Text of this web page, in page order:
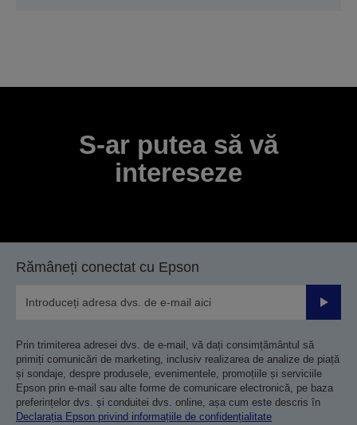
S-ar putea să vă
intereseze
Rămâneți conectat cu Epson
Prin trimiterea adresei dvs. de e-mail, vă dați consimțământul să
primiți comunicări de marketing, inclusiv realizarea de analize de piață
și sondaje, despre produsele, evenimentele, promoțiile și serviciile
Epson prin e-mail sau alte forme de comunicare electronică, pe baza
preferințelor dvs. și conduitei dvs. online, așa cum este descris în
Declarația Epson privind informațiile de confidențialitate